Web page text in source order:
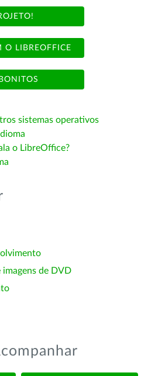
O LIBREOFFICE
sistemas operativos
o LibreOffice?
de DVD